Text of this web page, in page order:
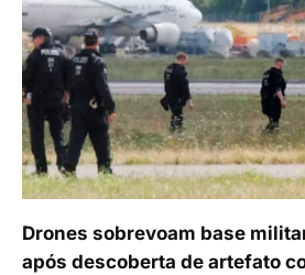
Drones sobrevoam base
após descoberta de artefato